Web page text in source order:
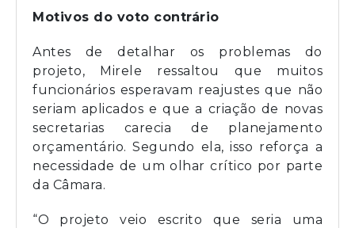
Motivos do voto contrário
Antes de detalhar os problemas do
projeto, Mirele ressaltou que muitos
funcionários esperavam reajustes que não
seriam aplicados e que a criação de novas
secretarias carecia de planejamento
orçamentário. Segundo ela, isso reforça a
necessidade de um olhar crítico por parte
da Câmara.
“O projeto veio escrito que seria uma